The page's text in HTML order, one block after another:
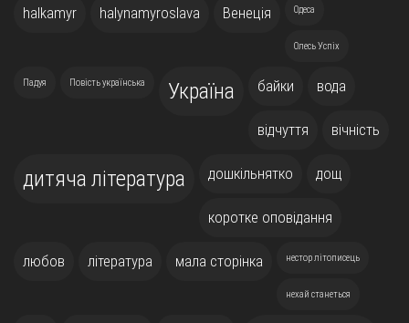
halkamyr halynamyroslava Венеція Одеса
Олесь Успіх
Падуя Повість українська Україна байки вода
відчуття вічність
дитяча література дошкільнятко дощ
коротке оповідання
любов література мала сторінка нестор літописець
нехай станеться